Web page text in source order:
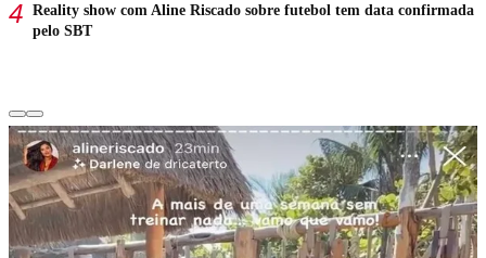
Reality show com Aline Riscado sobre futebol tem data confirmada
pelo SBT